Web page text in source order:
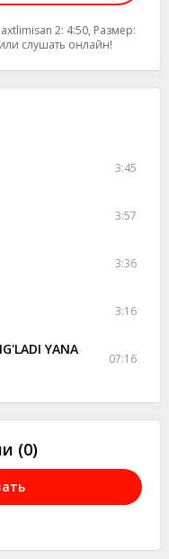
2: 4:50, Размер:
или слушать онлайн!
3:45
3:57
3:36
3:16
YANA
07:16
(0)